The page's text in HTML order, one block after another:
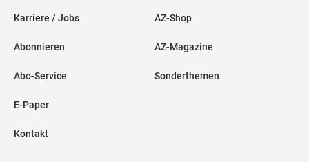
Karriere / Jobs
Abonnieren
Abo-Service
E-Paper
Kontakt
AZ-Shop
AZ-Magazine
Sonderthemen